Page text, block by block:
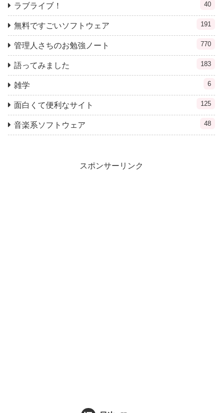
ラブライブ！ 40
無料ですごいソフトウェア 191
管理人さちのお勉強ノート 770
語ってみました 183
雑学 6
面白くて便利なサイト 125
音楽系ソフトウェア 48
スポンサーリンク